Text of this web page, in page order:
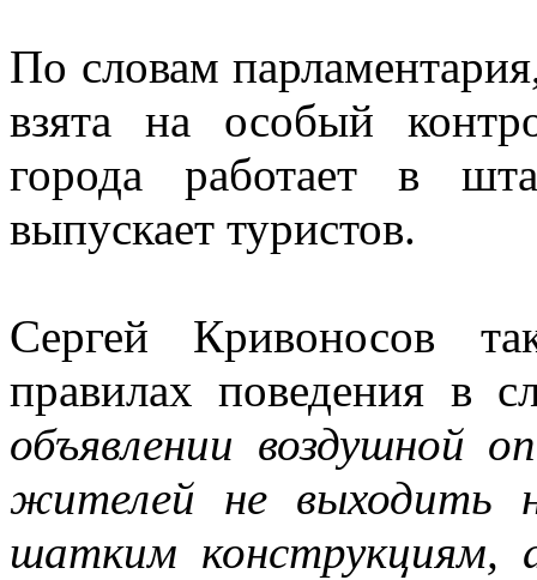
По словам
взята на особый
города работает в
выпускает туристов.
Сергей Кривоносов
правилах поведения в
объявлении воздушной
жителей не выходить
шатким конструкциям,